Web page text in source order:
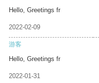
Hello, Greetings fr
2022-02-09
游客
Hello, Greetings fr
2022-01-31